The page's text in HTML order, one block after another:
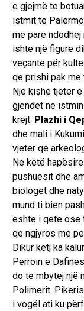
e gjejmë te
istmit te
me pare
ishte një figure
veçante për
qe prishi pak me
Nje kishe tjeter
gjendet ne
krejt. Plazhi i
dhe mali i
vjeter qe
Ne këtë
pushuesit dhe
biologet dhe
mund ti bien
eshte i qete ose
qe ngjyros me
Dikur ketj ka
Perroin e
do te mbytej një
Polimerit.
i vogël ati ku